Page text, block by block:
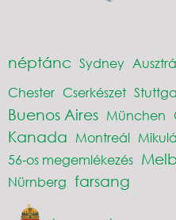
néptánc Sydney
Chester Cserkészet
Buenos Aires München
Kanada Montreál
56-os megemlékezés
Nürnberg farsang